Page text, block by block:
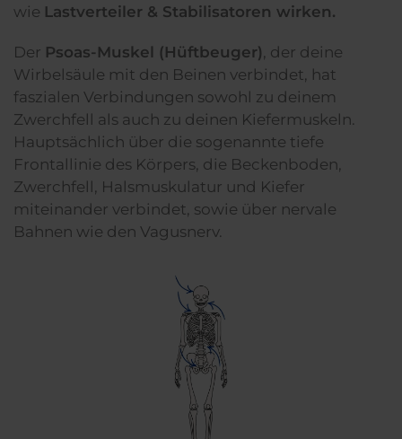
wie Lastverteiler & Stabilisatoren wirken.
Der Psoas-Muskel (Hüftbeuger), der deine
Wirbelsäule mit den Beinen verbindet, hat
faszialen Verbindungen sowohl zu deinem
Zwerchfell als auch zu deinen Kiefermuskeln.
Hauptsächlich über die sogenannte tiefe
Frontallinie des Körpers, die Beckenboden,
Zwerchfell, Halsmuskulatur und Kiefer
miteinander verbindet, sowie über nervale
Bahnen wie den Vagusnerv.